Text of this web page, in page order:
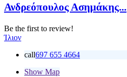
Ανδρεόπουλος Ασημάκης...
Be the first to review!
Ίλιον
call697 655 4664
Show Map